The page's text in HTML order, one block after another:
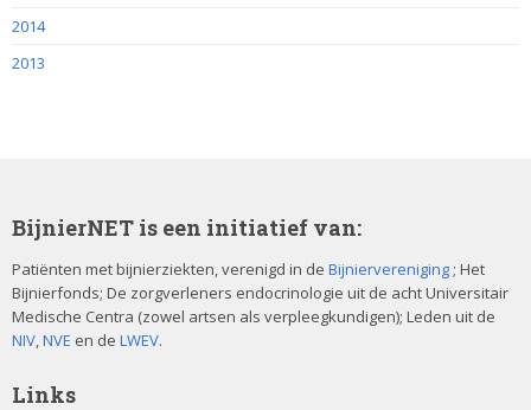
2014
2013
BijnierNET is een initiatief van:
Patiënten met bijnierziekten, verenigd in de Bijniervereniging ; Het
Bijnierfonds; De zorgverleners endocrinologie uit de acht Universitair
Medische Centra (zowel artsen als verpleegkundigen); Leden uit de
NIV,NVE en de LWEV.
Links